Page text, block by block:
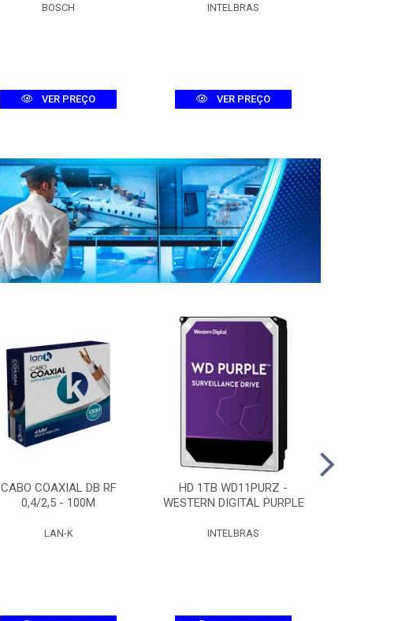
BOSCH
VER PREÇO
INTELBRAS
VER PREÇO
CABO COAXIAL DB RF
0,4/2,5 - 100M
LAN-K
HD 1TB WD11PURZ -
WESTERN DIGITAL PURPLE
INTELBRAS